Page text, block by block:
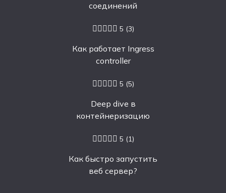
соединений
5 (3)
Как работает Ingress
controller
5 (5)
Deep dive в
контейнеризацию
5 (1)
Как быстро запустить
веб сервер?